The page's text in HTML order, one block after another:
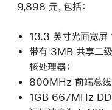
9,898 元，包括：
13.3 英寸光面宽
带有 3MB 共享二
核处理器；
800MHz 前端总线
1GB 667MHz